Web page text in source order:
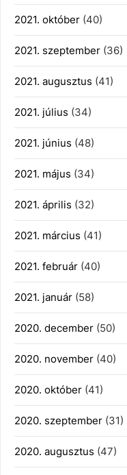
2021. október (40)
2021. szeptember (36)
2021. augusztus (41)
2021. július (34)
2021. június (48)
2021. május (34)
2021. április (32)
2021. március (41)
2021. február (40)
2021. január (58)
2020. december (50)
2020. november (40)
2020. október (41)
2020. szeptember (31)
2020. augusztus (47)